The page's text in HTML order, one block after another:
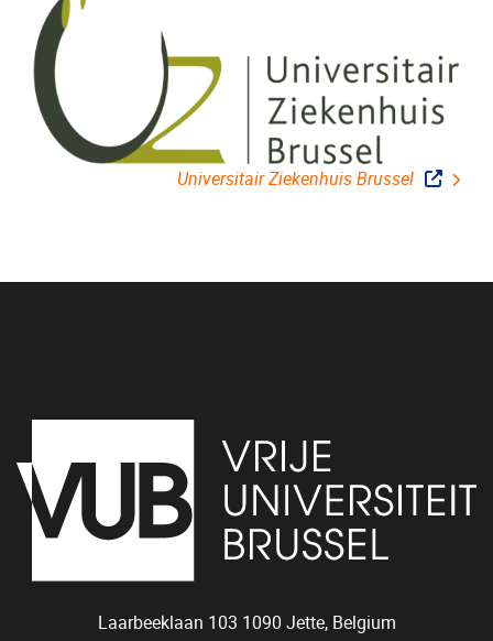
Universitair Ziekenhuis Brussel
Laarbeeklaan 103 1090 Jette, Belgium